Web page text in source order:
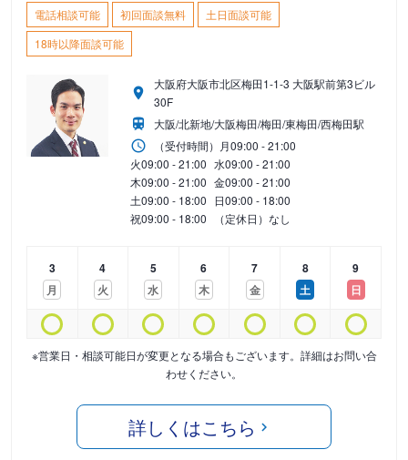
電話相談可能 初回面談無料
土日面談可能
18時以降面談可能
大阪府大阪市北区梅田1-1-3 大阪駅前第3ビル
30F
大阪/北新地/大阪梅田/梅田/東梅田/西梅田駅
（受付時間） 月09:00 - 21:00
火09:00 - 21:00 水09:00 - 21:00
木09:00 - 21:00 金09:00 - 21:00
土09:00 - 18:00 日09:00 - 18:00
祝09:00 - 18:00 （定休日）なし
3
月
4
火
5
水
6
木
7
金
8
土
9
日
※営業日・相談可能日が変更となる場合もございます。詳細はお問い合
わせください。
詳しくはこちら